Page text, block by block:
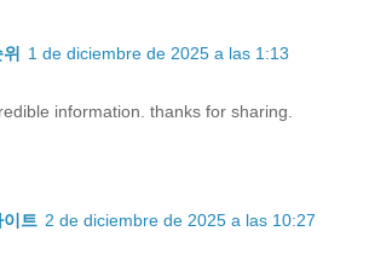
1 de diciembre de 2025 a las 1:13
information. thanks for sharing.
이트 2 de diciembre de 2025 a las 10:27